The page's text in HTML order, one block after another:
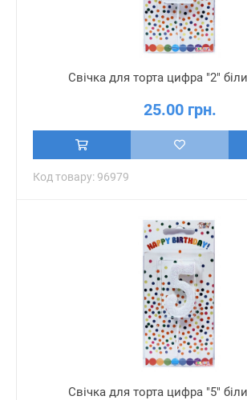
Свічка для торта цифра "2"
25.00 грн.
Код товару: 96979
Свічка для торта цифра "5"